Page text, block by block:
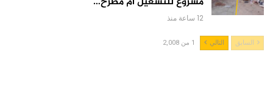
12 ساعة منذ
السابق التالي 1 من 2,008